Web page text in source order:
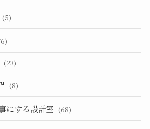
(5)
(23)
(8)
にする設計室 (68)